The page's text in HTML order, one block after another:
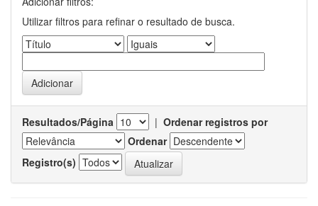
Utilizar filtros para refinar o resultado de busca.
Resultados/Página | Ordenar registros por
Ordenar
Registro(s)